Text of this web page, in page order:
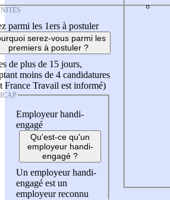
parmi les 1ers à postuler
serez-vous parmi les
premiers à postuler ?
de plus de 15 jours,
moins de 4 candidatures
France Travail est informé)
Employeur handi-
engagé
Qu'est-ce qu'un
employeur handi-
engagé ?
Un employeur handi-
engagé est un
employeur reconnu